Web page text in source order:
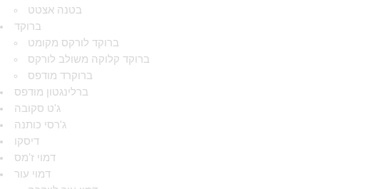
בטנה אצטט
ברוקד
ברוקד לורקס מקומט
ברוקד קלוקה משולב לורקס
ברוקרד מודפס
ברלינגטון מודפס
ג'ט סקובה
ג'רסי כותנה
דיסקו
דמוי ז'מס
דמוי עור